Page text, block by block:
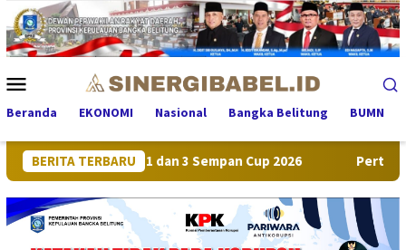
Loncat
ke
konten
Menu
Mobile
Beranda EKONOMI Nasional Bangka Belitung BUMN
BERITA TERBARU
Juara 1 dan 3 Sempan Cup 2026 Pertumbuhan